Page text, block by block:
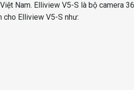
Nam. Elliview V5-S là bộ camera
cho Elliview V5-S như: